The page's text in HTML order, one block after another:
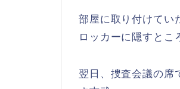
部屋に取り付けてい
ロッカーに隠すとこ
翌日、捜査会議の席